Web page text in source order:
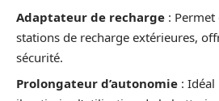
Adaptateur de recharge : Permet
stations de recharge extérieures,
sécurité.
Prolongateur d’autonomie : Idéal